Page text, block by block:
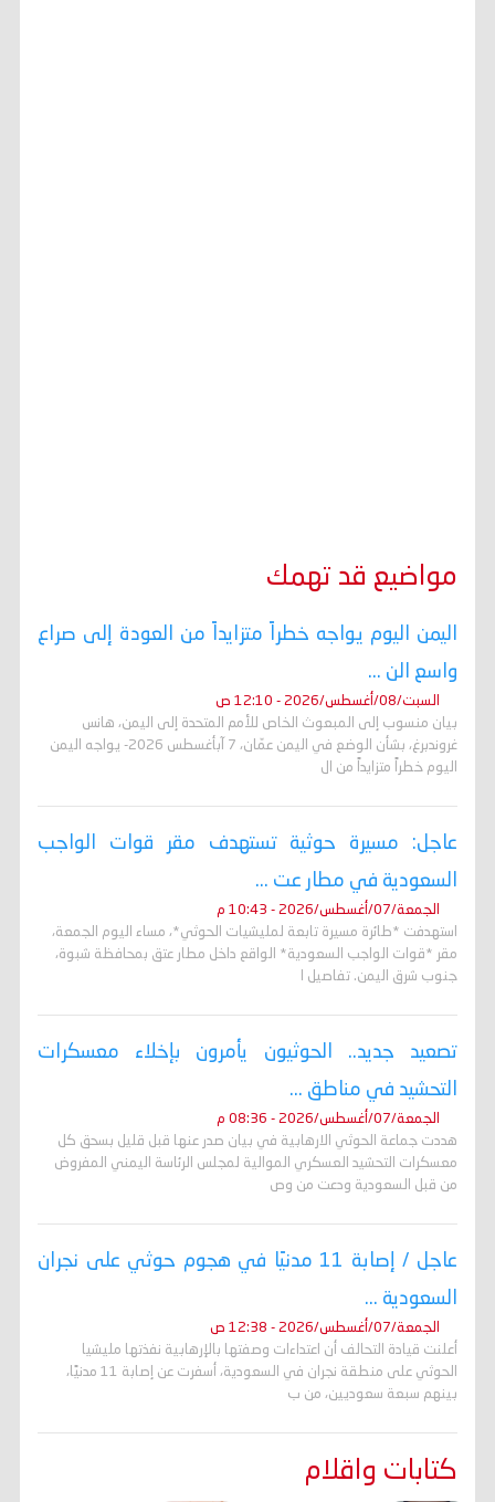
مواضيع قد تهمك
اليمن اليوم يواجه خطراً متزايداً من العودة إلى صراع
واسع الن ...
السبت/08/أغسطس/2026 - 12:10 ص
بيان منسوب إلى المبعوث الخاص للأمم المتحدة إلى اليمن، هانس
غروندبرغ، بشأن الوضع في اليمن عمّان، 7 آبأغسطس 2026- يواجه اليمن
اليوم خطراً متزايداً من ال
عاجل: مسيرة حوثية تستهدف مقر قوات الواجب
السعودية في مطار عت ...
الجمعة/07/أغسطس/2026 - 10:43 م
استهدفت *طائرة مسيرة تابعة لمليشيات الحوثي*، مساء اليوم الجمعة،
مقر *قوات الواجب السعودية* الواقع داخل مطار عتق بمحافظة شبوة،
جنوب شرق اليمن. تفاصيل ا
تصعيد جديد.. الحوثيون يأمرون بإخلاء معسكرات
التحشيد في مناطق ...
الجمعة/07/أغسطس/2026 - 08:36 م
هددت جماعة الحوثي الارهابية في بيان صدر عنها قبل قليل بسحق كل
معسكرات التحشيد العسكري الموالية لمجلس الرئاسة اليمني المفروض
من قبل السعودية ودعت من وص
عاجل / إصابة 11 مدنيًا في هجوم حوثي على نجران
السعودية ...
الجمعة/07/أغسطس/2026 - 12:38 ص
أعلنت قيادة التحالف أن اعتداءات وصفتها بالإرهابية نفذتها مليشيا
الحوثي على منطقة نجران في السعودية، أسفرت عن إصابة 11 مدنيًا،
بينهم سبعة سعوديين، من ب
كتابات واقلام